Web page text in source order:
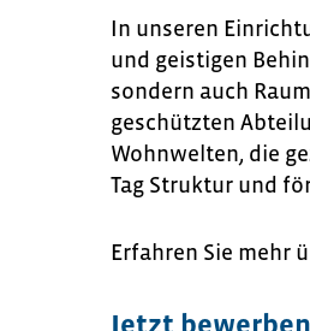
In unseren
und geistigen
sondern auch
geschützten
Wohnwelten, die
Tag Struktur und
Erfahren Sie mehr